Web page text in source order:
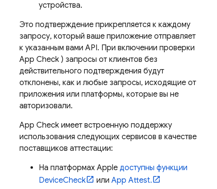
устройства.
Это подтверждение прикрепляется к каждому
запросу, который ваше приложение отправляет
к указанным вами API. При включении проверки
App Check ) запросы от клиентов без
действительного подтверждения будут
отклонены, как и любые запросы, исходящие от
приложения или платформы, которые вы не
авторизовали.
App Check имеет встроенную поддержку
использования следующих сервисов в качестве
поставщиков аттестации:
На платформах Apple доступны функции
DeviceCheck
или App Attest.